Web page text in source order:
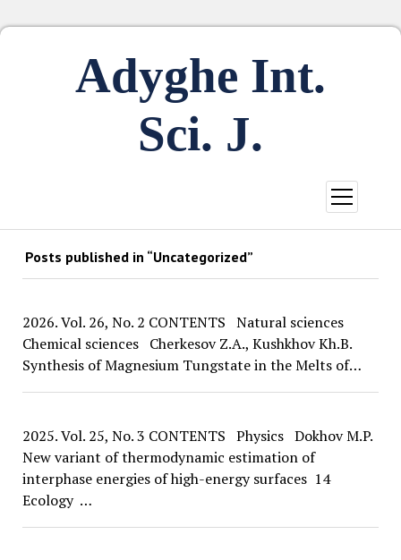
Adyghe Int.
Sci. J.
open
menu
Posts published in “Uncategorized”
2026. Vol. 26, No. 2 CONTENTS Natural sciences
Chemical sciences Cherkesov Z.A., Kushkhov Kh.B.
Synthesis of Magnesium Tungstate in the Melts of…
2025. Vol. 25, No. 3 CONTENTS Physics Dokhov M.P.
New variant of thermodynamic estimation of
interphase energies of high-energy surfaces 14
Ecology …